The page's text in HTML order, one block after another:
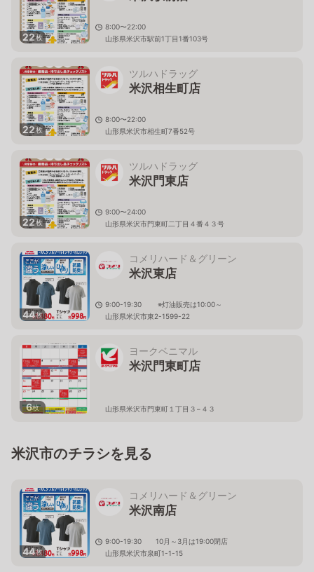
22枚
8:00〜22:00
山形県米沢市駅前1丁目1番103号
22枚
ツルハドラッグ
米沢相生町店
8:00〜22:00
山形県米沢市相生町7番52号
22枚
ツルハドラッグ
米沢門東店
9:00〜24:00
山形県米沢市門東町二丁目４番４３号
44枚
コメリハード＆グリーン
米沢東店
9:00-19:30 ※灯油販売は10:00～
山形県米沢市東2-1599-22
6枚
ヨークベニマル
米沢門東町店
山形県米沢市門東町１丁目３−４３
米沢市のチラシを見る
44枚
コメリハード＆グリーン
米沢南店
9:00-19:30 10月～3月は19:00閉店
山形県米沢市泉町1-1-15